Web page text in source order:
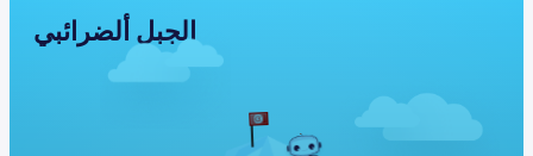
الجبل ألضرائبي